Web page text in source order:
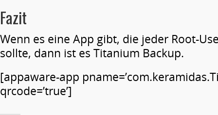
Fazit
Wenn es eine App gibt, die jeder Root-
sollte, dann ist es Titanium Backup.
[appaware-app
qrcode=’true’]